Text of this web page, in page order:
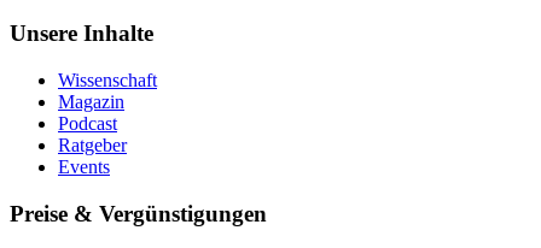
Unsere Inhalte
Wissenschaft
Magazin
Podcast
Ratgeber
Events
Preise & Vergünstigungen